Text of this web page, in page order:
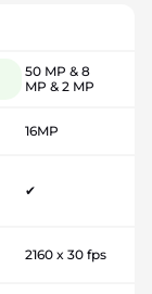
50 MP & 8
MP & 2 MP
16MP
✔
2160 x 30 fps